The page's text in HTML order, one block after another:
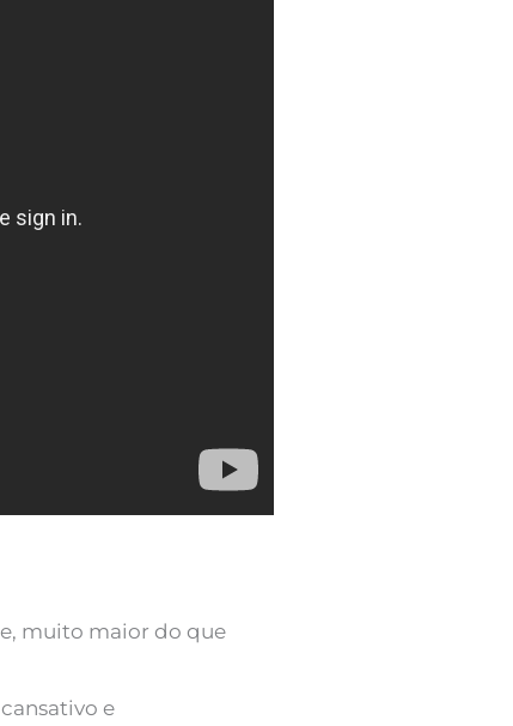
muito maior do que
e